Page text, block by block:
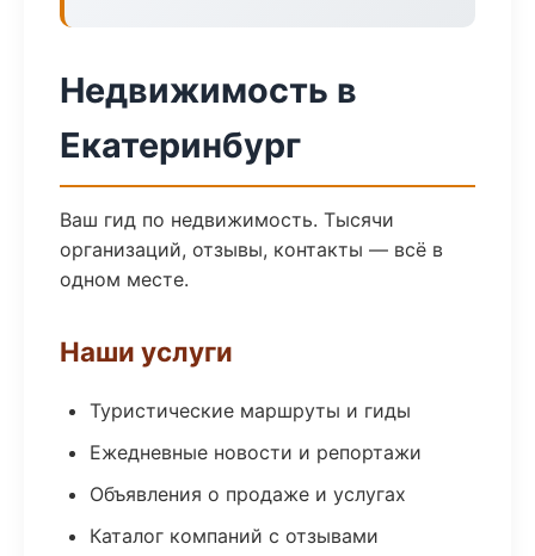
Недвижимость в
Екатеринбург
Ваш гид по недвижимость. Тысячи
организаций, отзывы, контакты — всё в
одном месте.
Наши услуги
Туристические маршруты и гиды
Ежедневные новости и репортажи
Объявления о продаже и услугах
Каталог компаний с отзывами